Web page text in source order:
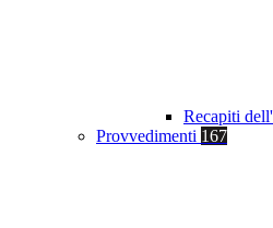
Recapiti
Provvedimenti 167